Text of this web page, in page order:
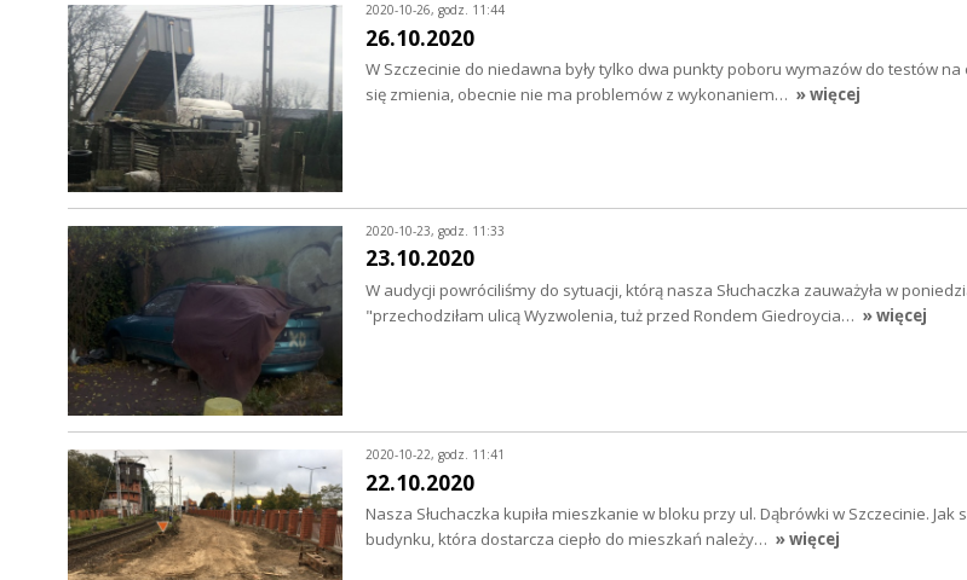
2020-10-26, godz. 11:44
26.10.2020
W Szczecinie do niedawna były tylko dwa punkty poboru wymazów do testów
się zmienia, obecnie nie ma problemów z wykonaniem… » więcej
2020-10-23, godz. 11:33
23.10.2020
W audycji powróciliśmy do sytuacji, którą nasza Słuchaczka zauważyła w
"przechodziłam ulicą Wyzwolenia, tuż przed Rondem Giedroycia… » więcej
2020-10-22, godz. 11:41
22.10.2020
Nasza Słuchaczka kupiła mieszkanie w bloku przy ul. Dąbrówki w Szczecinie. Jak
budynku, która dostarcza ciepło do mieszkań należy… » więcej